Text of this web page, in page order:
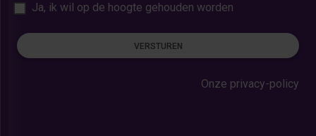
Ja, ik wil op de hoogte gehouden worden
VERSTUREN
Onze privacy-policy